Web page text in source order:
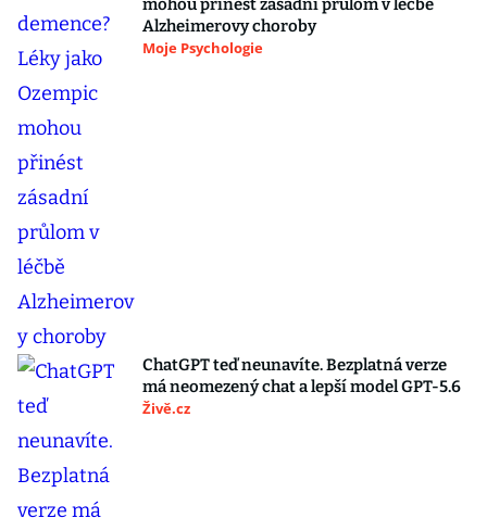
mohou přinést zásadní průlom v léčbě
Alzheimerovy choroby
Moje Psychologie
ChatGPT teď neunavíte. Bezplatná verze
má neomezený chat a lepší model GPT-5.6
Živě.cz